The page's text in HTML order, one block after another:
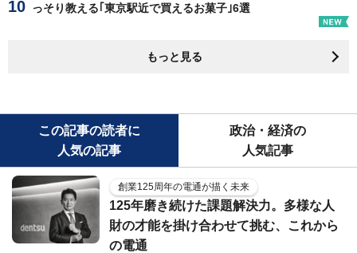
っそり教える｢東京駅近で買えるお菓子｣6選
もっと見る
この記事の読者に
人気の記事
政治・経済の
人気記事
創業125周年の電通が描く未来
125年磨き続けた課題解決力。多様な人
財の才能を掛け合わせて挑む、これから
の電通